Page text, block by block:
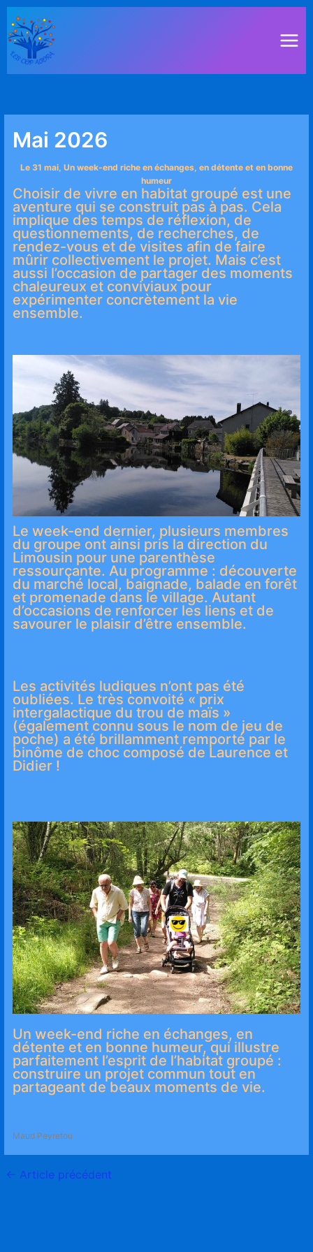
Aller
contenu
Mai 2026
Le 31 mai, Un week-end riche en échanges, en détente et en bonne
humeur
Choisir de vivre en habitat groupé est une
aventure qui se construit pas à pas. Cela
implique des temps de réflexion, de
questionnements, de recherches, de
rendez-vous et de visites afin de faire
mûrir collectivement le projet. Mais c’est
aussi l’occasion de partager des moments
chaleureux et conviviaux pour
expérimenter concrètement la vie
ensemble.
Le week-end dernier, plusieurs membres
du groupe ont ainsi pris la direction du
Limousin pour une parenthèse
ressourçante. Au programme : découverte
du marché local, baignade, balade en forêt
et promenade dans le village. Autant
d’occasions de renforcer les liens et de
savourer le plaisir d’être ensemble.
Les activités ludiques n’ont pas été
oubliées. Le très convoité « prix
intergalactique du trou de maïs »
(également connu sous le nom de jeu de
poche) a été brillamment remporté par le
binôme de choc composé de Laurence et
Didier !
Un week-end riche en échanges, en
détente et en bonne humeur, qui illustre
parfaitement l’esprit de l’habitat groupé :
construire un projet commun tout en
partageant de beaux moments de vie.
Maud Peyretou
← Article précédent